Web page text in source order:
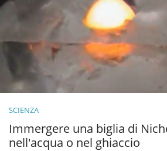
SCIENZA
Immergere una biglia di
nell'acqua o nel ghiaccio